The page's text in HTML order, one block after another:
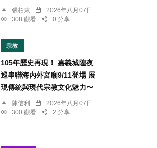
張柏東
2026年八月07日
308 觀看
0 分享
宗教
105年歷史再現！ 嘉義城隍夜
巡串聯海內外宮廟9/11登場 展
現傳統與現代宗教文化魅力〜
陳信利
2026年八月07日
300 觀看
2 分享